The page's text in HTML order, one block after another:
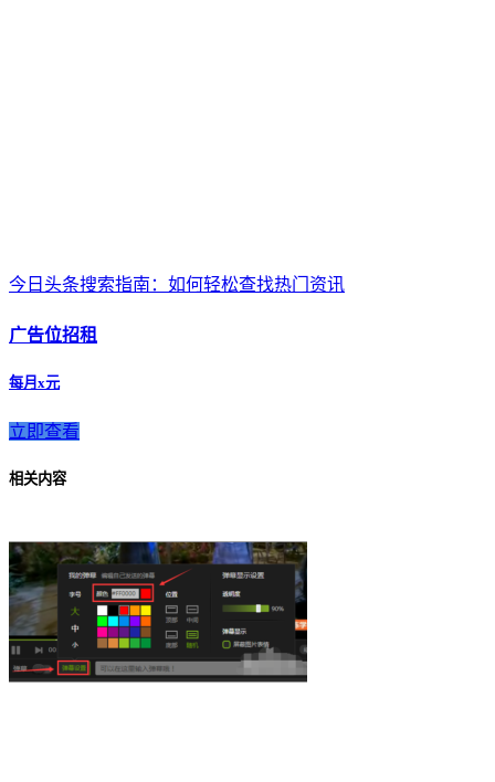
今日头条搜索指南：如何轻松查找热门资讯
广告位招租
每月x元
立即查看
相关内容